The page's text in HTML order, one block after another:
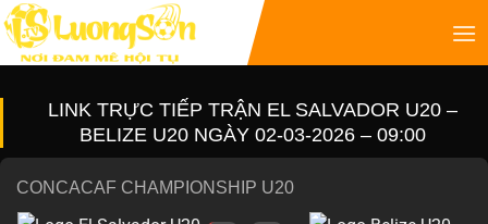
LINK TRỰC TIẾP TRẬN EL SALVADOR U20 –
BELIZE U20 NGÀY 02-03-2026 – 09:00
CONCACAF CHAMPIONSHIP U20